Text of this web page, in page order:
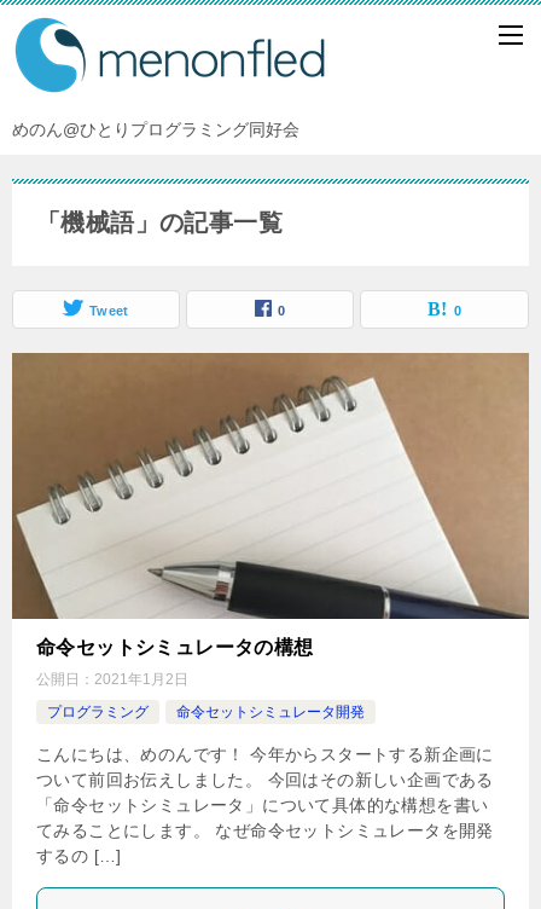
めのん@ひとりプログラミング同好会
「機械語」の記事一覧
Tweet 0 0
命令セットシミュレータの構想
公開日： 2021年1月2日
プログラミング
命令セットシミュレータ開発
こんにちは、めのんです！ 今年からスタートする新企画に
ついて前回お伝えしました。 今回はその新しい企画である
「命令セットシミュレータ」について具体的な構想を書い
てみることにします。 なぜ命令セットシミュレータを開発
するの […]